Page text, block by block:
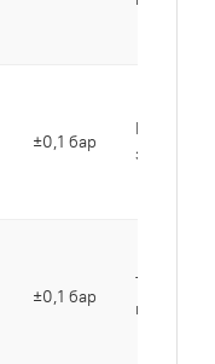
±0,1 бар
защита
±0,1 бар
Точные